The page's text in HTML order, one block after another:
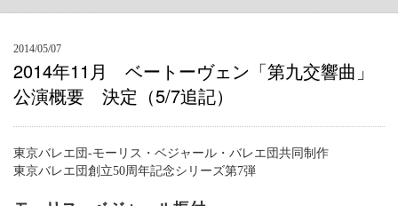
2014/05/07
2014年11月 ベートーヴェン「第九交響曲」
公演概要 決定（5/7追記）
東京バレエ団-モーリス・ベジャール・バレエ団共同制作
東京バレエ団創立50周年記念シリーズ第7弾